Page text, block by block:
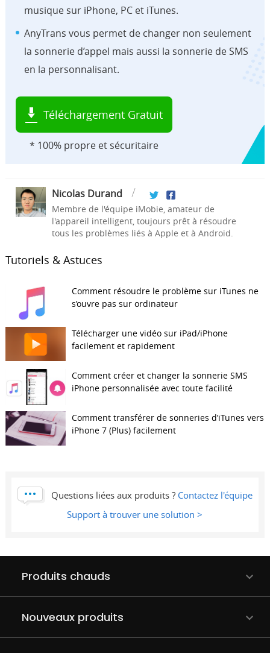
musique sur iPhone, PC et iTunes.
AnyTrans vous permet de changer non seulement
la sonnerie d’appel mais aussi la sonnerie de SMS
en la personnalisant.
Téléchargement Gratuit
* 100% propre et sécuritaire
Nicolas Durand
Membre de l'équipe iMobie, amateur de
l'appareil intelligent, toujours prêt à résoudre
tous les problèmes liés à Apple et à Android.
Tutoriels & Astuces
Comment résoudre le problème sur iTunes ne
s’ouvre pas sur ordinateur
Télécharger une vidéo sur iPad/iPhone
facilement et rapidement
Comment créer et changer la sonnerie SMS
iPhone personnalisée avec toute facilité
Comment transférer de sonneries d’iTunes vers
iPhone 7 (Plus) facilement
Questions liées aux produits ? Contactez l'équipe
Support à trouver une solution >
Produits chauds
Nouveaux produits